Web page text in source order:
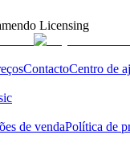
Licensing
ContactoCentro de
de vendaPolítica de